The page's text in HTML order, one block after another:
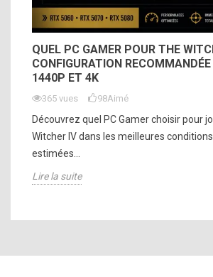
QUEL PC GAMER POUR THE
CONFIGURATION
1440P ET 4K
365 vues 98Aimé
Découvrez quel PC Gamer choisir pour
Witcher IV dans les meilleures
estimées...
Lire la suite